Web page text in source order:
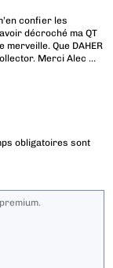
confier les
décroché ma QT
Que DAHER
Merci Alec …
obligatoires sont